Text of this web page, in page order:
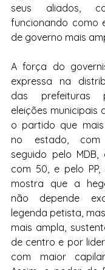
seus aliados,
funcionando como
de governo mais
A força do
expressa na
das prefeituras
eleições municipais
o partido que
no estado, com
seguido pelo MDB,
com 50, e pelo
mostra que a
não depende
legenda petista,
mais ampla,
de centro e por
com maior